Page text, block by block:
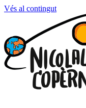
Vés al contingut